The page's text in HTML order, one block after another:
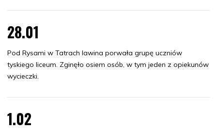
28.01
Pod Rysami w Tatrach lawina porwała grupę uczniów
tyskiego liceum. Zginęło osiem osób, w tym jeden z opiekunów
wycieczki.
1.02